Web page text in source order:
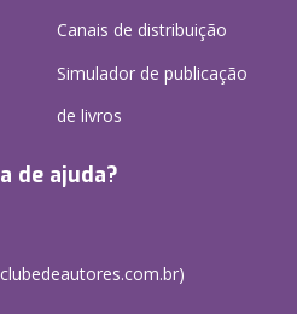
Canais de distribuição
Simulador de publicação
de livros
de ajuda?